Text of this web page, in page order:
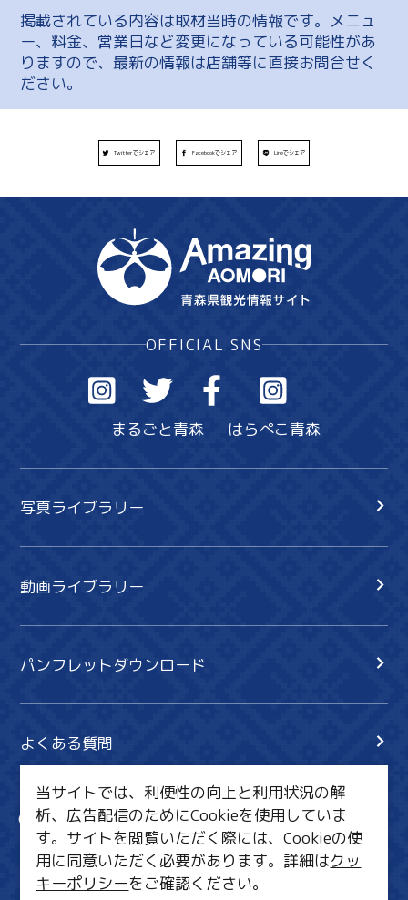
掲載されている内容は取材当時の情報です。メニュ
ー、料金、営業日など変更になっている可能性があ
りますので、最新の情報は店舗等に直接お問合せく
ださい。
Twitterでシェア Facebookでシェア Lineでシェア
OFFICIAL SNS
まるごと青森 はらぺこ青森
写真ライブラリー
動画ライブラリー
パンフレットダウンロード
よくある質問
サイト内検索
共有
行きたいリスト
当サイトでは、利便性の向上と利用状況の解
析、広告配信のためにCookieを使用していま
す。サイトを閲覧いただく際には、Cookieの使
用に同意いただく必要があります。詳細はクッ
キーポリシーをご確認ください。